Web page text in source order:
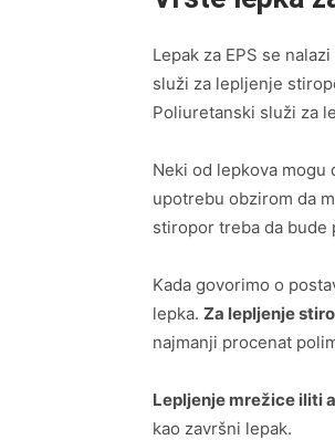
Lepak za EPS se
služi za lepljenje
Poliuretanski služi za
Neki od lepkova mogu
upotrebu obzirom da
stiropor treba da bude
Kada govorimo o
lepka. Za lepljenje
najmanji procenat
Lepljenje mrežice iliti
kao završni lepak.